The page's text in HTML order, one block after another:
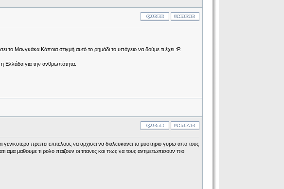
Μανγκάκα.Κάποια στιγμή αυτό το ρημάδι το υπόγειο να δούμε τι έχει :P.
η Ελλάδα για την ανθρωπότητα.
πρεπει επιτελους να αρχισει να διαλευκανει το μυστηριο γυρω απο τους
αμα μαθουμε τι ρολο παιζουν οι τιτανες και πως να τους αντιμετωπισουν πιο